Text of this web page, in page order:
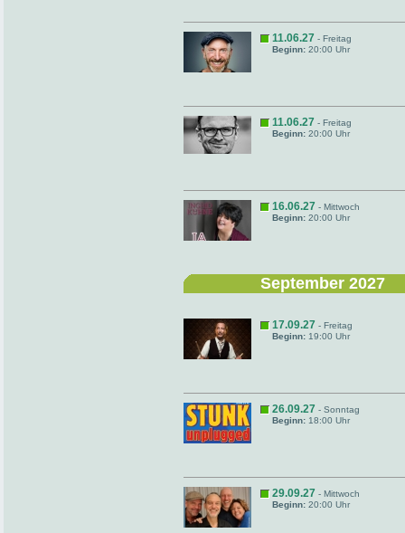
11.06.27 - Freitag
Beginn: 20:00 Uhr
11.06.27 - Freitag
Beginn: 20:00 Uhr
16.06.27 - Mittwoch
Beginn: 20:00 Uhr
September 2027
17.09.27 - Freitag
Beginn: 19:00 Uhr
26.09.27 - Sonntag
Beginn: 18:00 Uhr
29.09.27 - Mittwoch
Beginn: 20:00 Uhr